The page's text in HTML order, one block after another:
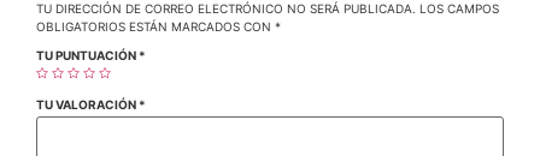
TU DIRECCIÓN DE CORREO ELECTRÓNICO NO SERÁ PUBLICADA.
LOS CAMPOS
OBLIGATORIOS ESTÁN MARCADOS CON *
TU PUNTUACIÓN *
TU VALORACIÓN *